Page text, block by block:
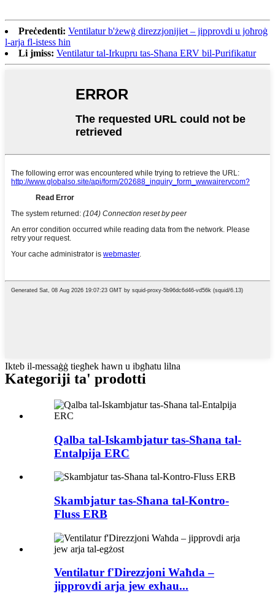
Preċedenti: Ventilatur b'żewġ direzzjonijiet – jipprovdi u joħroġ
l-arja fl-istess ħin
Li jmiss: Ventilatur tal-Irkupru tas-Sħana ERV bil-Purifikatur
Ikteb il-messaġġ tiegħek hawn u ibgħatu lilna
Kategoriji ta' prodotti
Qalba tal-Iskambjatur tas-Sħana tal-
Entalpija ERC
Skambjatur tas-Sħana tal-Kontro-
Fluss ERB
Ventilatur f'Direzzjoni Waħda –
jipprovdi arja jew exhau...